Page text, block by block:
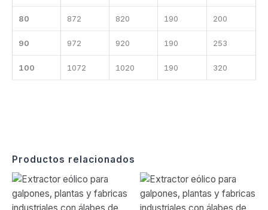
80 872 820 190 200
90 972 920 190 253
100 1072 1020 190 320
Productos relacionados